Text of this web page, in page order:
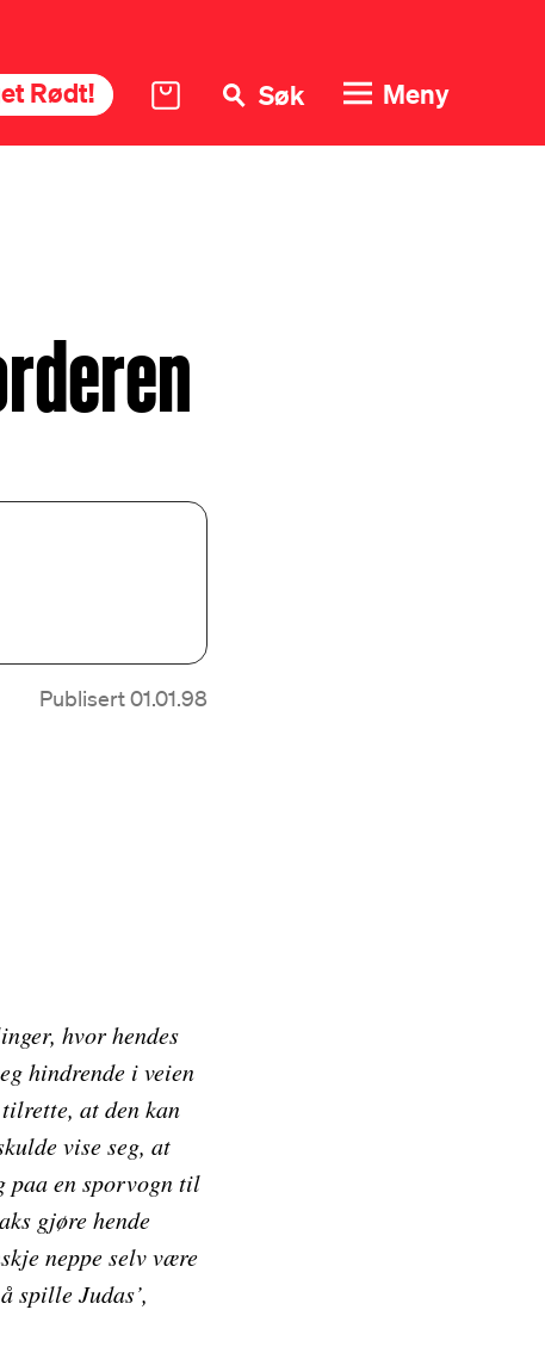
Rødt! Søk Meny
Publisert 01.01.98
hvor hendes
hindrende i veien
at den kan
vise seg, at
paa en sporvogn til
gjøre hende
neppe selv være
spille Judas’,